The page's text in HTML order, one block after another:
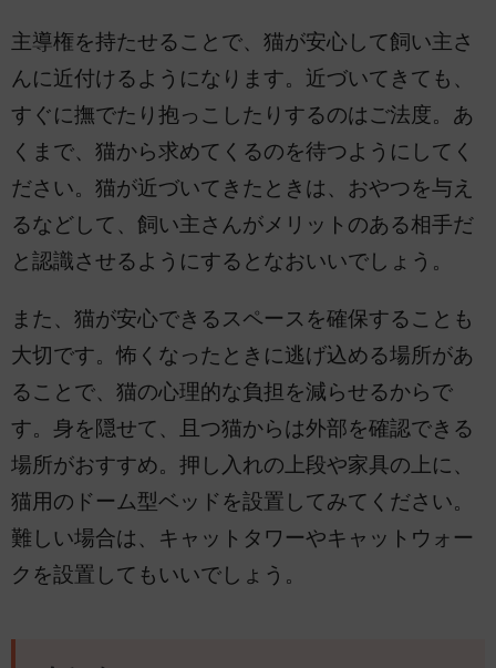
主導権を持たせることで、猫が安心して飼い主さ
んに近付けるようになります。近づいてきても、
すぐに撫でたり抱っこしたりするのはご法度。あ
くまで、猫から求めてくるのを待つようにしてく
ださい。猫が近づいてきたときは、おやつを与え
るなどして、飼い主さんがメリットのある相手だ
と認識させるようにするとなおいいでしょう。
また、猫が安心できるスペースを確保することも
大切です。怖くなったときに逃げ込める場所があ
ることで、猫の心理的な負担を減らせるからで
す。身を隠せて、且つ猫からは外部を確認できる
場所がおすすめ。押し入れの上段や家具の上に、
猫用のドーム型ベッドを設置してみてください。
難しい場合は、キャットタワーやキャットウォー
クを設置してもいいでしょう。